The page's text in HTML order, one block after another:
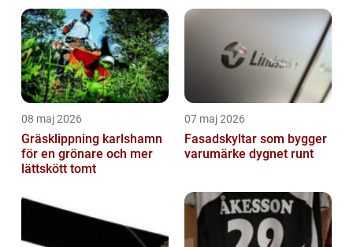
08 maj 2026
Gräsklippning karlshamn
för en grönare och mer
lättskött tomt
07 maj 2026
Fasadskyltar som bygger
varumärke dygnet runt